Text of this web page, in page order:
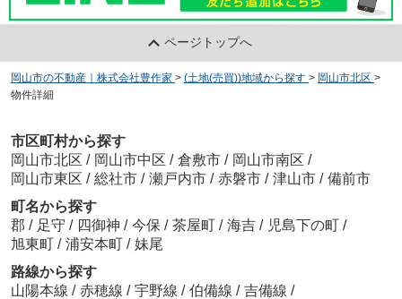
ページトップへ
岡山市の不動産｜株式会社豊作家 > (土地(売買))地域から探す > 岡山市北区 >
物件詳細
市区町村から探す
岡山市北区 / 岡山市中区 / 倉敷市 / 岡山市南区 /
岡山市東区 / 総社市 / 瀬戸内市 / 赤磐市 / 津山市 / 備前市
町名から探す
郡 / 足守 / 四御神 / 今保 / 茶屋町 / 海吉 / 児島下の町 /
旭東町 / 浦安本町 / 妹尾
路線から探す
山陽本線 / 赤穂線 / 宇野線 / 伯備線 / 吉備線 /